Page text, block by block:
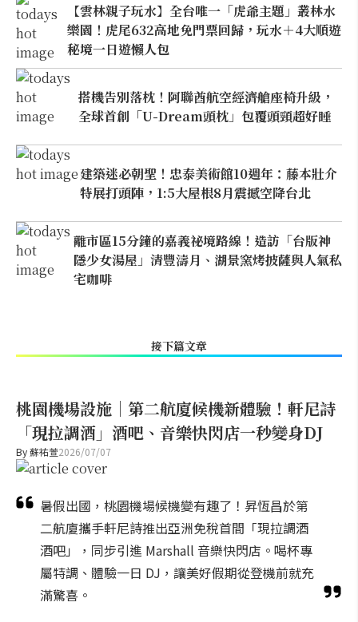
【雲林親子玩水】全台唯一「虎爺主題」叢林水
樂園！虎尾632高地免門票回歸，玩水＋4大順遊
秘境一日遊懶人包
搭機告別落枕！阿聯酋航空經濟艙座椅升級，
全球首創「U-Dream頭枕」包覆頭頸超好睡
建築迷必朝聖！忠泰美術館10週年：藤本壯介
特展打頭陣，1:5大屋根8月震撼空降台北
離市區15分鐘的嘉義祕境路線！造訪「台版神
隱少女湯屋」清豐濤月、湖景窯烤披薩與人氣私
宅咖啡
接下篇文章
桃園機場設施｜第二航廈候機新體驗！軒尼詩
「現拉調酒」酒吧、音樂快閃店一秒變身DJ
By蘇祐萱2026/07/07
暑假出國，桃園機場候機變有趣了！昇恆昌於第
二航廈攜手軒尼詩推出亞洲免稅首間「現拉調酒
酒吧」，同步引進 Marshall 音樂快閃店。喝杯專
屬特調、體驗一日 DJ，讓美好假期從登機前就充
滿驚喜。